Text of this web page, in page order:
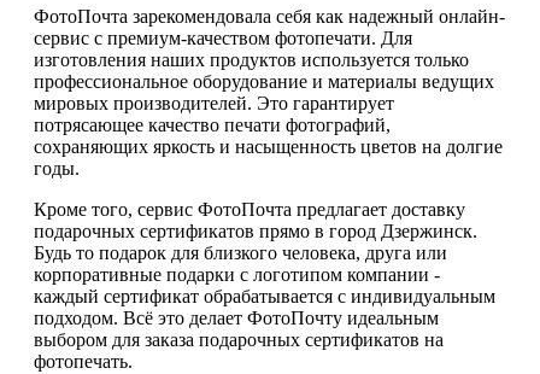
ФотоПочта зарекомендовала себя как надежный онлайн-
сервис с премиум-качеством фотопечати. Для
изготовления наших продуктов используется только
профессиональное оборудование и материалы ведущих
мировых производителей. Это гарантирует
потрясающее качество печати фотографий,
сохраняющих яркость и насыщенность цветов на долгие
годы.
Кроме того, сервис ФотоПочта предлагает доставку
подарочных сертификатов прямо в город Дзержинск.
Будь то подарок для близкого человека, друга или
корпоративные подарки с логотипом компании -
каждый сертификат обрабатывается с индивидуальным
подходом. Всё это делает ФотоПочту идеальным
выбором для заказа подарочных сертификатов на
фотопечать.